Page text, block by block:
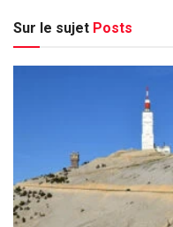
Sur le sujet Posts